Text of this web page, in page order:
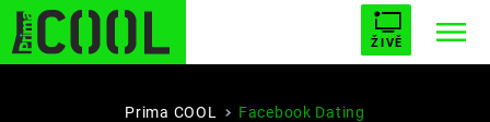
ŽIVĚ
STARHOUSE BUFFY, PŘEMOŽITELKA UPÍRŮ
Prima COOL Facebook Dating